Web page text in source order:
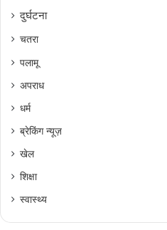
दुर्घटना
चतरा
पलामू
अपराध
धर्म
ब्रेकिंग न्यूज़
खेल
शिक्षा
स्वास्थ्य